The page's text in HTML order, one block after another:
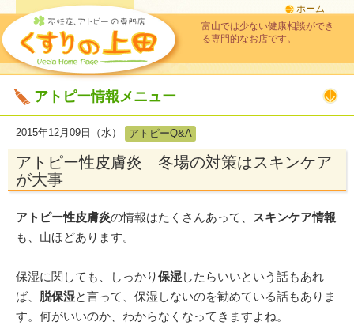
ホーム
富山では少ない健康相談ができ
る専門的なお店です。
アトピー情報メニュー
2015年12月09日（水） アトピーQ&A
アトピー性皮膚炎 冬場の対策はスキンケア
が大事
アトピー性皮膚炎の情報はたくさんあって、
スキンケア情報
も、山ほどあります。
保湿に関しても、しっかり保湿したらいいという話もあれ
ば、 脱保湿と言って、保湿しないのを勧めている話もありま
す。何がいいのか、わからなくなってきますよね。